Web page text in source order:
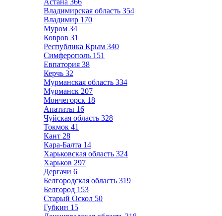
Астана 366
Владимирская область 354
Владимир 170
Муром 34
Ковров 31
Республика Крым 340
Симферополь 151
Евпатория 38
Керчь 32
Мурманская область 334
Мурманск 207
Мончегорск 18
Апатиты 16
Чуйская область 328
Токмок 41
Кант 28
Кара-Балта 14
Харьковская область 324
Харьков 297
Дергачи 6
Белгородская область 319
Белгород 153
Старый Оскол 50
Губкин 15